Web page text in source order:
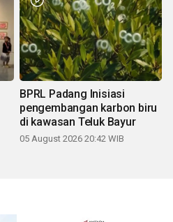
BPRL Padang Inisiasi
pengembangan karbon biru
di kawasan Teluk Bayur
05 August 2026 20:42 WIB